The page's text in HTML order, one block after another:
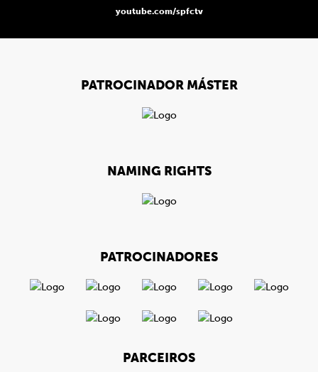
youtube.com/spfctv
PATROCINADOR MÁSTER
NAMING RIGHTS
PATROCINADORES
PARCEIROS